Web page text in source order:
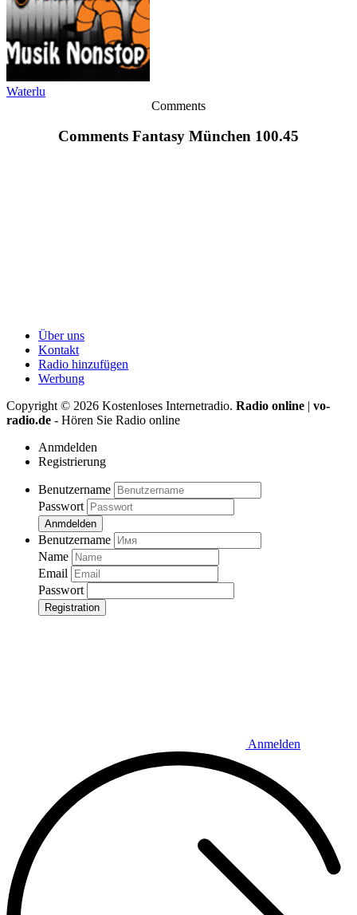
Waterlu
Comments
Comments Fantasy München 100.45
Über uns
Kontakt
Radio hinzufügen
Werbung
Copyright © 2026 Kostenloses Internetradio. Radio online | vo-
radio.de - Hören Sie Radio online
Anmdelden
Registrierung
Benutzername
Passwort
Anmdelden
Benutzername
Name
Email
Passwort
Registration
Anmelden